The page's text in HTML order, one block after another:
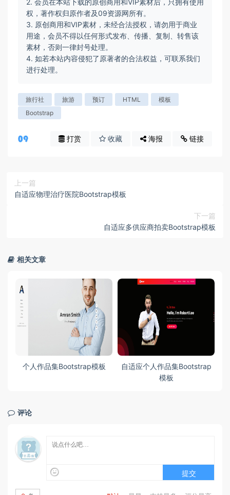
权，著作权归原作者及09资源网所有。
3. 原创商用和VIP素材，未经合法授权，请勿用于商业
用途，会员不得以任何形式发布、传播、复制、转售该
素材，否则一律封号处理。
4. 如若本站内容侵犯了原著者的合法权益，可联系我们
进行处理。
旅行社 旅游 预订 HTML
模板
Bootstrap
打赏 收藏 海报 链接
上一篇
自适应物理治疗医院Bootstrap模板
下一篇
自适应多供应商拍卖Bootstrap模板
相关文章
自适应个人作品集Bootstrap
自适应商业和企业Bootstrap
模板
评论
提交